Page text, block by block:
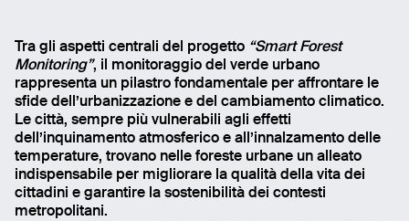
Tra gli aspetti centrali del progetto “Smart Forest
Monitoring”, il monitoraggio del verde urbano
rappresenta un pilastro fondamentale per affrontare le
sfide dell’urbanizzazione e del cambiamento climatico.
Le città, sempre più vulnerabili agli effetti
dell’inquinamento atmosferico e all’innalzamento delle
temperature, trovano nelle foreste urbane un alleato
indispensabile per migliorare la qualità della vita dei
cittadini e garantire la sostenibilità dei contesti
metropolitani.